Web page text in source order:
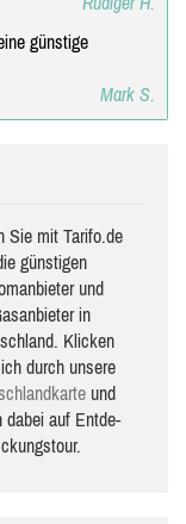
günstige
Mark S.
Sie mit Tarifo.de
güns­ti­gen
und
in
Klicken
durch unsere
und
dabei auf Ent­de­
ckungs­tour.